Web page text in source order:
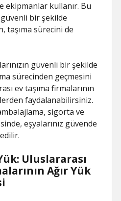
ekipmanlar kullanır. Bu
güvenli bir şekilde
taşıma sürecini de
güvenli bir şekilde
sürecinden geçmesini
ev taşıma firmalarının
faydalanabilirsiniz.
sigorta ve
eşyalarınız güvende
Uluslararası
Ağır Yük